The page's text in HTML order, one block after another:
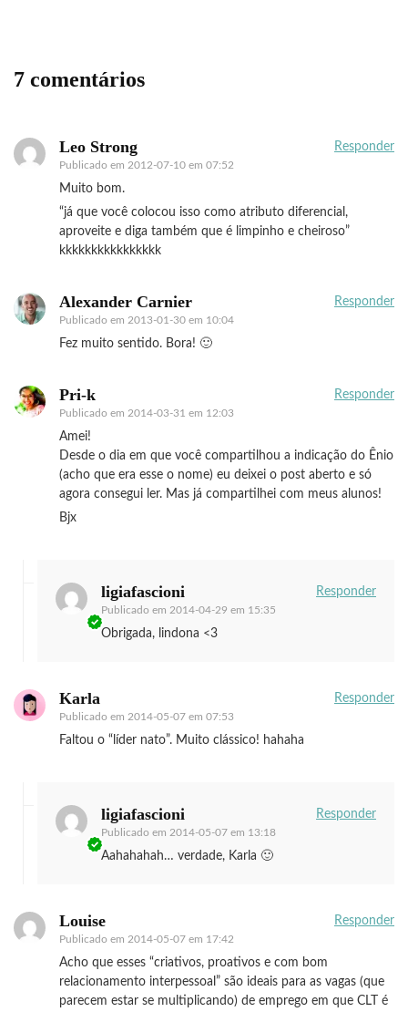
7 comentários
Leo Strong
Publicado em 2012-07-10 em 07:52
Responder
Muito bom.
“já que você colocou isso como atributo diferencial,
aproveite e diga também que é limpinho e cheiroso”
kkkkkkkkkkkkkkkk
Alexander Carnier
Publicado em 2013-01-30 em 10:04
Responder
Fez muito sentido. Bora! 🙂
Pri-k
Publicado em 2014-03-31 em 12:03
Responder
Amei!
Desde o dia em que você compartilhou a indicação do Ênio
(acho que era esse o nome) eu deixei o post aberto e só
agora consegui ler. Mas já compartilhei com meus alunos!
Bjx
ligiafascioni
Publicado em 2014-04-29 em 15:35
Responder
Obrigada, lindona <3
Karla
Publicado em 2014-05-07 em 07:53
Responder
Faltou o “líder nato”. Muito clássico! hahaha
ligiafascioni
Publicado em 2014-05-07 em 13:18
Responder
Aahahahah… verdade, Karla 🙂
Louise
Publicado em 2014-05-07 em 17:42
Responder
Acho que esses “criativos, proativos e com bom
relacionamento interpessoal” são ideais para as vagas (que
parecem estar se multiplicando) de emprego em que CLT é